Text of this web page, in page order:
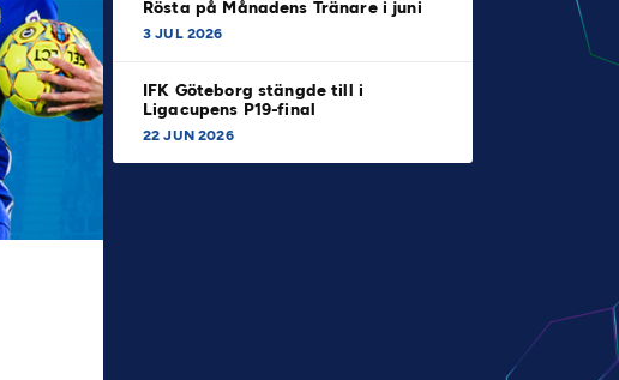
Rösta på Månadens Tränare i juni
3 JUL 2026
IFK Göteborg stängde till i
Ligacupens P19-final
22 JUN 2026